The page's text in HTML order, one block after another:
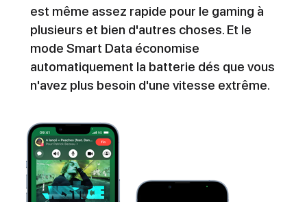
est même assez rapide pour le gaming à
plusieurs et bien d'autres choses. Et le
mode Smart Data économise
automatiquement la batterie dés que vous
n'avez plus besoin d'une vitesse extrême.